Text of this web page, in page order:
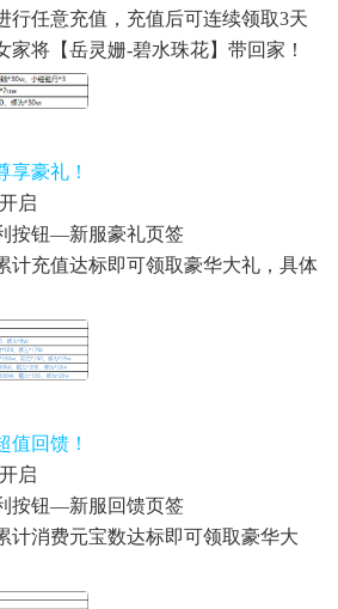
行任意充值，充值后可连续领取3天
家将【岳灵姗-碧水珠花】带回家！
享豪礼！
启
按钮—新服豪礼页签
计充值达标即可领取豪华大礼，具体
值回馈！
启
按钮—新服回馈页签
计消费元宝数达标即可领取豪华大